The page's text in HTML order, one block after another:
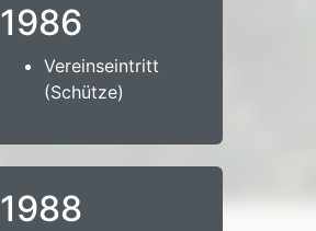
1986
Vereinseintritt
(Schütze)
1988